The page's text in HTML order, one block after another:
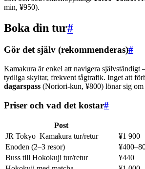
min, ¥950).
Boka din tur#
Gör det själv (rekommenderas)#
Kamakura är enkel att navigera
tydliga skyltar, frekvent tågtrafik. Inget att
dagarspass (Noriori-kun, ¥800) lönar sig om
Priser och vad det kostar#
Post
JR Tokyo–Kamakura tur/retur
¥1 900
Enoden (2–3 resor)
Buss till Hokokuji tur/retur
¥440